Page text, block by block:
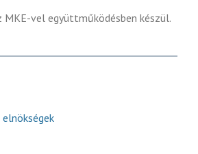
MKE-vel együttműködésben készül.